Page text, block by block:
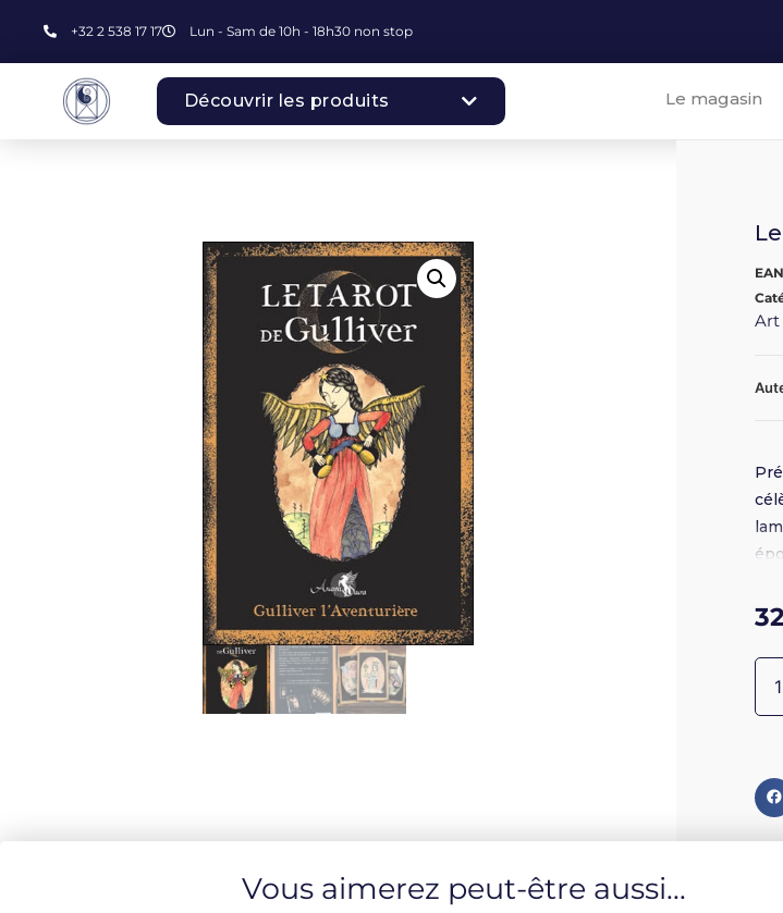
+32 2 538 17 17 Lun - Sam de 10h - 18h30 non stop
Découvrir les produits Le magasin
Art
!
Vous aimerez peut-être aussi...